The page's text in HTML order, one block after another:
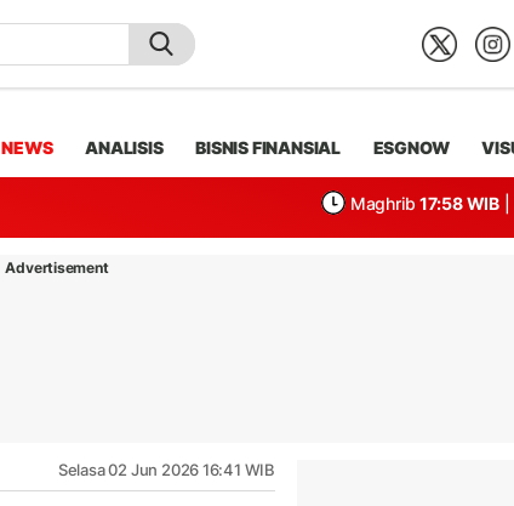
NEWS ANALISIS BISNIS FINANSIAL ESGNOW
Maghrib 17:58 WIB
Advertisement
Selasa 02 Jun 2026 16:41 WIB